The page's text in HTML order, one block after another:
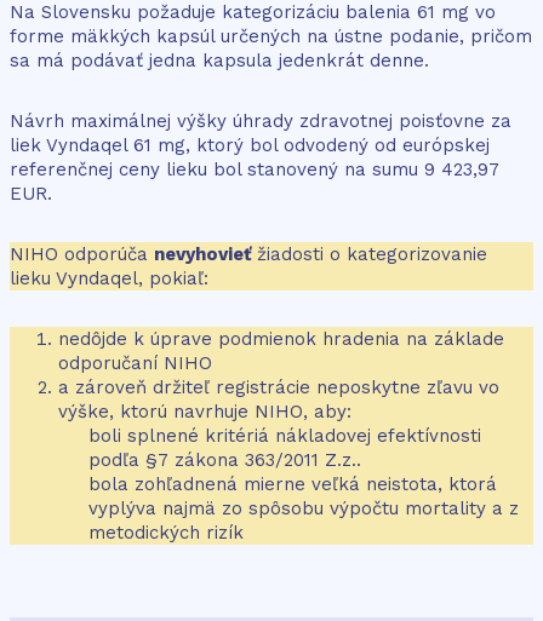
Na Slovensku požaduje kategorizáciu balenia 61 mg vo
forme mäkkých kapsúl určených na ústne podanie, pričom
sa má podávať jedna kapsula jedenkrát denne.
Návrh maximálnej výšky úhrady zdravotnej poisťovne za
liek Vyndaqel 61 mg, ktorý bol odvodený od európskej
referenčnej ceny lieku bol stanovený na sumu 9 423,97
EUR.
NIHO odporúča nevyhovieť žiadosti o kategorizovanie
lieku Vyndaqel, pokiaľ:
nedôjde k úprave podmienok hradenia na základe
odporučaní NIHO
a zároveň držiteľ registrácie neposkytne zľavu vo
výške, ktorú navrhuje NIHO, aby:
boli splnené kritériá nákladovej efektívnosti
podľa §7 zákona 363/2011 Z.z..
bola zohľadnená mierne veľká neistota, ktorá
vyplýva najmä zo spôsobu výpočtu mortality a z
metodických rizík